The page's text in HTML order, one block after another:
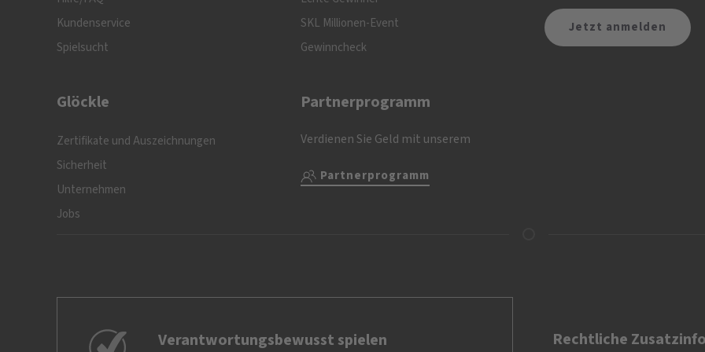
Kundenservice
Spielsucht
Glöckle
Zertifikate und Auszeichnungen
Sicherheit
Unternehmen
Jobs
SKL Millionen-Event
Gewinncheck
Partnerprogramm
Verdienen Sie Geld mit unserem
Partnerprogramm
Verantwortungsbewusst spielen Rechtliche